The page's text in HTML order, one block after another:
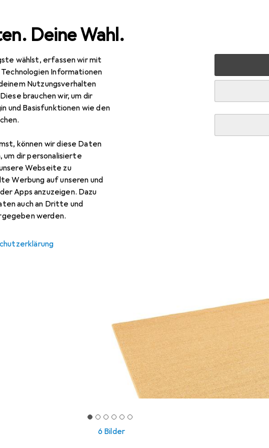
Deine Wahl.
wählst, erfassen wir mit
Technologien Informationen
Nutzungsverhalten
brauchen wir, um dir
und Basisfunktionen wie den
können wir diese Daten
um dir personalisierte
Webseite zu
Werbung auf unseren und
Apps anzuzeigen. Dazu
auch an Dritte und
werden.
Heimtextilien Wohntextilien + Teppiche
6 Bilder